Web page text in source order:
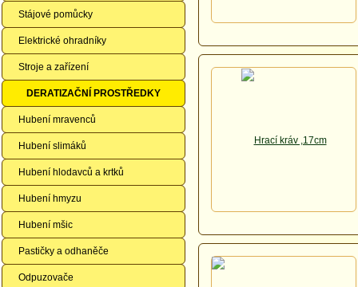
Stájové pomůcky
Elektrické ohradníky
Stroje a zařízení
DERATIZAČNÍ PROSTŘEDKY
Hubení mravenců
Hubení slimáků
Hubení hlodavců a krtků
Hubení hmyzu
Hubení mšic
Pastičky a odhaněče
Odpuzovače